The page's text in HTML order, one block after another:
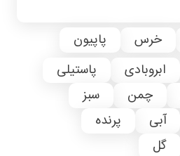
خرس
پاپیون
ابروبادی
پاستیلی
چمن
سبز
آبی
پرنده
گل